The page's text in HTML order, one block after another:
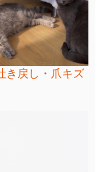
き戻し・爪キズ